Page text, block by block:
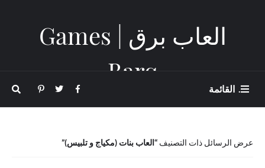
العاب برق | Games
Barq
. القائمة
عرض الرسائل ذات التصنيف العاب بنات (مكياج و تلبيس)